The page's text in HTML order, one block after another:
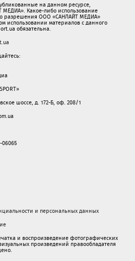
на данном ресурсе,
Какое-либо использование
разрешения ООО «САНЛАЙТ МЕДИА»
использовании материалов с данного
обязательна.
шоссе, д. 172-Б, оф. 208/1
и персональных данных
и воспроизведение фотографических
произведений правообладателя